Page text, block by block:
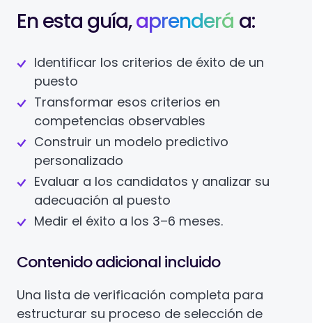
En esta guía,aprenderá a:
Identificar los criterios de éxito de un
puesto
Transformar esos criterios en
competencias observables
Construir un modelo predictivo
personalizado
Evaluar a los candidatos y analizar su
adecuación al puesto
Medir el éxito a los 3–6 meses.
Contenido adicional incluido
Una lista de verificación completa para
estructurar su proceso de selección de